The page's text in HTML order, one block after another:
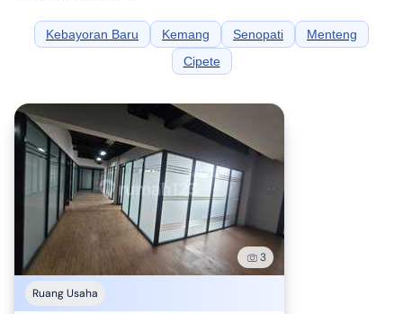
Kebayoran Baru Kemang Senopati
Menteng
Cipete
3
Ruang Usaha